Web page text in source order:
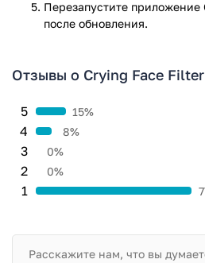
Перезапустите приложениe
после обновления.
Отзывы о Crying Face Filter
1
2 0%
3 0%
4 8%
5 15%